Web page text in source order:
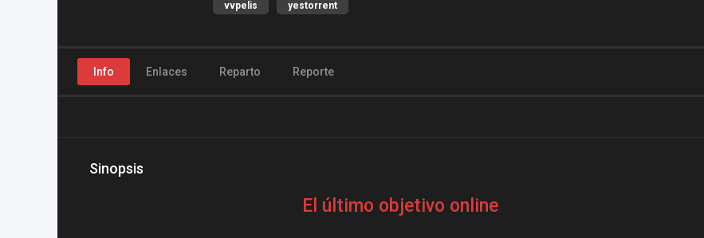
vvpelis yestorrent
Info Enlaces Reparto Reporte
Sinopsis
El último objetivo online